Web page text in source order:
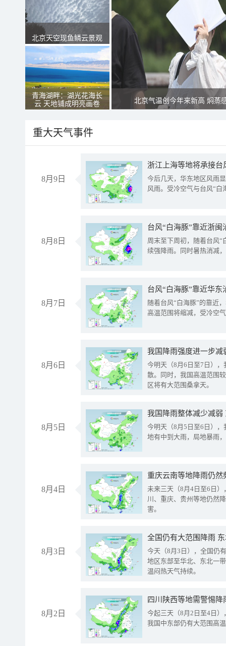
北京天空现鱼鳞云景观
青海湖畔：湖光花海长
云 天地铺成明亮画卷
北京气温创今年来新高 焖蒸
重大天气事件
8月9日
浙江上海等地将承接台
今后几天，华东地区风雨
风雨。受冷空气与台风“白
8月8日
台风“白海豚”靠近浙
周末至下周初，随着台风“
续强降雨。同时暑热消减
8月7日
台风“白海豚”靠近华
随着台风“白海豚”的靠近
高温范围将缩减，受冷空
8月6日
今明天（8月6日至7日）
散。同时，我国高温范围
区将有大范围桑拿天。
8月5日
我国降雨整体减少减弱
今明天（8月5日至6日）
地有中到大雨，局地暴雨
8月4日
重庆云南等地降雨仍然
未来三天（8月4日至6日
川、重庆、贵州等地仍然
害。
8月3日
全国仍有大范围降雨
今天（8月3日），全国仍
地区东部至华北、东北一
温闷热天气持续。
8月2日
今起三天（8月2日至4日
我国中东部仍有大范围高